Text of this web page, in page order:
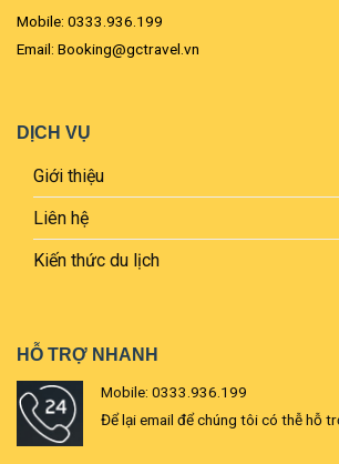
Mobile: 0333.936.199
Email: Booking@gctravel.vn
DỊCH VỤ
Giới thiệu
Liên hệ
Kiến thức du lịch
HỖ TRỢ NHANH
Mobile: 0333.936.199
Để lại email để chúng tôi có thễ hỗ